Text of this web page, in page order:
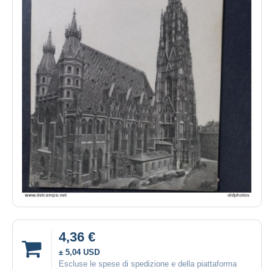
4,36 €
± 5,04 USD
Escluse le spese di spedizione e della piattaforma